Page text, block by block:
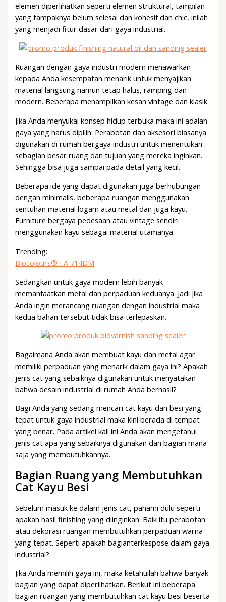
elemen diperlihatkan seperti elemen struktural, tampilan
yang tampaknya belum selesai dan kohesif dan chic, inilah
yang menjadi fitur dasar dari gaya industrial.
Ruangan dengan gaya industri modern menawarkan
kepada Anda kesempatan menarik untuk menyajikan
material langsung namun tetap halus, ramping dan
modern. Beberapa menampilkan kesan vintage dan klasik.
Jika Anda menyukai konsep hidup terbuka maka ini adalah
gaya yang harus dipilih. Perabotan dan aksesori biasanya
digunakan di rumah bergaya industri untuk menentukan
sebagian besar ruang dan tujuan yang mereka inginkan.
Sehingga bisa juga sampai pada detail yang kecil.
Beberapa ide yang dapat digunakan juga berhubungan
dengan minimalis, beberapa ruangan menggunakan
sentuhan material logam atau metal dan juga kayu.
Furniture bergaya pedesaan atau vintage sendiri
menggunakan kayu sebagai material utamanya.
Trending:
Biocolours® FA 714DM
Sedangkan untuk gaya modern lebih banyak
memanfaatkan metal dan perpaduan keduanya. Jadi jika
Anda ingin merancang ruangan dengan industrial maka
kedua bahan tersebut tidak bisa terlepaskan.
Bagaimana Anda akan membuat kayu dan metal agar
memiliki perpaduan yang menarik dalam gaya ini? Apakah
jenis cat yang sebaiknya digunakan untuk menyatakan
bahwa desain industrial di rumah Anda berhasil?
Bagi Anda yang sedang mencari cat kayu dan besi yang
tepat untuk gaya industrial maka kini berada di tempat
yang benar. Pada artikel kali ini Anda akan mengetahui
jenis cat apa yang sebaiknya digunakan dan bagian mana
saja yang membutuhkannya.
Bagian Ruang yang Membutuhkan
Cat Kayu Besi
Sebelum masuk ke dalam jenis cat, pahami dulu seperti
apakah hasil finishing yang diinginkan. Baik itu perabotan
atau dekorasi ruangan membutuhkan perpaduan warna
yang tepat. Seperti apakah bagianterkespose dalam gaya
industrial?
Jika Anda memilih gaya ini, maka ketahuilah bahwa banyak
bagian yang dapat diperlihatkan. Berikut ini beberapa
bagian ruangan yang membutuhkan cat kayu besi beserta